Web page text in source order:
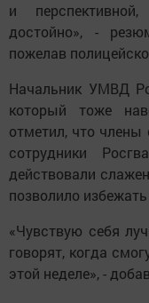
и
достойно», -
пожелав
Начальник УМВД
который тоже
отметил, что члены
сотрудники
действовали
позволило
«Чувствую себя
говорят, когда
этой неделе», -